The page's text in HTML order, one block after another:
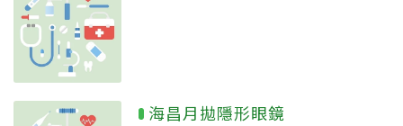
海昌月拋隱形眼鏡